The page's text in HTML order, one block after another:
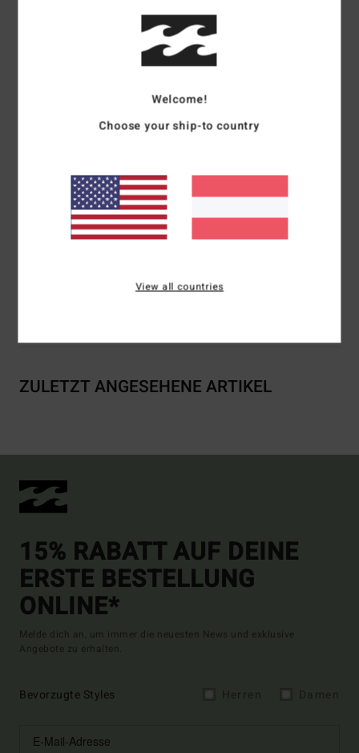
Frauen Blau Badeanzug
Farbcode tbl
Recycled Nylon, Elastan
Mittlere Bedeckung des Pos
Metalllogon-Logo auf der Rückseite
Zusammensetzung[Hauptstoff] 83% recyceltem Nylon
ZULETZT ANGESEHENE ARTIKEL
15% RABATT AUF DEINE
ERSTE BESTELLUNG
ONLINE*
Melde dich an, um immer die neuesten News und exklusive
Angebote zu erhalten.
Bevorzugte Styles
Welcome!
Choose your ship-to country
View all countries